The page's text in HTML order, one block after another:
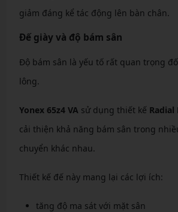
giảm đáng kể tác động lên bàn chân.
Đế giày và độ bám sân
Độ bám sân là yếu tố rất quan trọng
lông.
Yonex 65z4 VA sử dụng thiết kế Radial
cải thiện khả năng bám sân trong
chuyển khác nhau.
Thiết kế đế này mang lại các lợi ích:
tăng độ ma sát với mặt sân